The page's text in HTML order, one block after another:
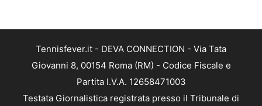
Tennisfever.it - DEVA CONNECTION - Via Tata
Giovanni 8, 00154 Roma (RM) - Codice Fiscale e
Partita I.V.A. 12658471003
Testata Giornalistica registrata presso il Tribunale di